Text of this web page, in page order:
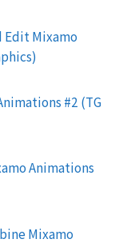
Edit Mixamo
#2 (TG
Animations
Mixamo